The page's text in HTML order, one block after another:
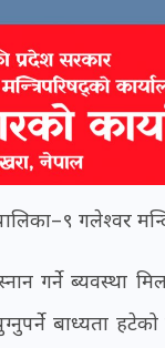
गलेश्वर
गर्ने ब्यवस्था
बाध्यता